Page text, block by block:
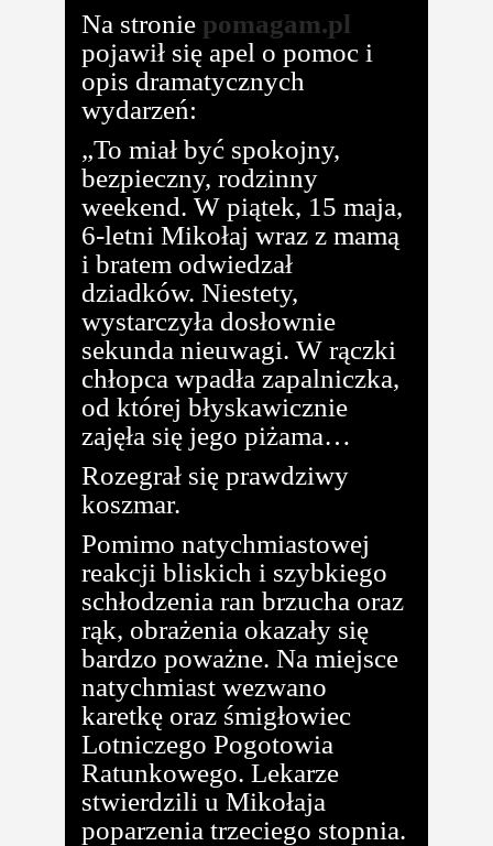
Na stronie pomagam.pl
pojawił się apel o pomoc i
opis dramatycznych
wydarzeń:
„To miał być spokojny,
bezpieczny, rodzinny
weekend. W piątek, 15 maja,
6-letni Mikołaj wraz z mamą
i bratem odwiedzał
dziadków. Niestety,
wystarczyła dosłownie
sekunda nieuwagi. W rączki
chłopca wpadła zapalniczka,
od której błyskawicznie
zajęła się jego piżama…
Rozegrał się prawdziwy
koszmar.
Pomimo natychmiastowej
reakcji bliskich i szybkiego
schłodzenia ran brzucha oraz
rąk, obrażenia okazały się
bardzo poważne. Na miejsce
natychmiast wezwano
karetkę oraz śmigłowiec
Lotniczego Pogotowia
Ratunkowego. Lekarze
stwierdzili u Mikołaja
poparzenia trzeciego stopnia.